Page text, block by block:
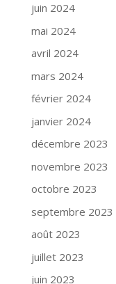
juin 2024
mai 2024
avril 2024
mars 2024
février 2024
janvier 2024
décembre 2023
novembre 2023
octobre 2023
septembre 2023
août 2023
juillet 2023
juin 2023